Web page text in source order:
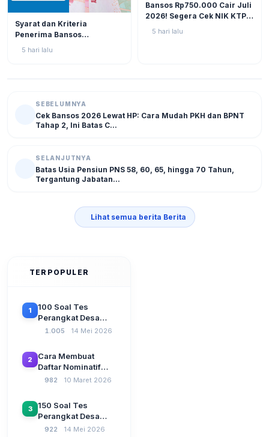
Syarat dan Kriteria
Penerima Bansos
Rp750.000 Juli 2026, Cek
5 hari lalu
Bansos Rp750.000 Cair Juli
2026! Segera Cek NIK KTP
di Situs Resmi Kemensos
5 hari lalu
SEBELUMNYA
Cek Bansos 2026 Lewat HP: Cara Mudah PKH dan BPNT
Tahap 2, Ini Batas C...
SELANJUTNYA
Batas Usia Pensiun PNS 58, 60, 65, hingga 70 Tahun,
Tergantung Jabatan...
Lihat semua berita Berita
TERPOPULER
1
100 Soal Tes
Perangkat Desa
Terbaru 2026
CAT Berbasis UU
Desa No. 3 Tahun
2024
1.005 14 Mei 2026
2
Cara Membuat
Daftar Nominatif
Siltap di Aplikasi
SPP Pencairan
Dana Desa
982 10 Maret 2026
3
150 Soal Tes
Perangkat Desa
2026: Administrasi
922 14 Mei 2026